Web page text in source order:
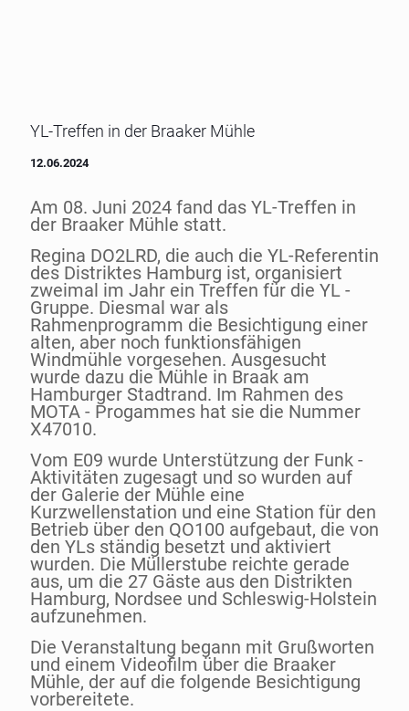
YL-Treffen in der Braaker Mühle
12.06.2024
Am 08. Juni 2024 fand das YL-Treffen in
der Braaker Mühle statt.
Regina DO2LRD, die auch die YL-Referentin
des Distriktes Hamburg ist, organisiert
zweimal im Jahr ein Treffen für die YL -
Gruppe. Diesmal war als
Rahmenprogramm die Besichtigung einer
alten, aber noch funktionsfähigen
Windmühle vorgesehen. Ausgesucht
wurde dazu die Mühle in Braak am
Hamburger Stadtrand. Im Rahmen des
MOTA - Progammes hat sie die Nummer
X47010.
Vom E09 wurde Unterstützung der Funk -
Aktivitäten zugesagt und so wurden auf
der Galerie der Mühle eine
Kurzwellenstation und eine Station für den
Betrieb über den QO100 aufgebaut, die von
den YLs ständig besetzt und aktiviert
wurden. Die Müllerstube reichte gerade
aus, um die 27 Gäste aus den Distrikten
Hamburg, Nordsee und Schleswig-Holstein
aufzunehmen.
Die Veranstaltung begann mit Grußworten
und einem Videofilm über die Braaker
Mühle, der auf die folgende Besichtigung
vorbereitete.